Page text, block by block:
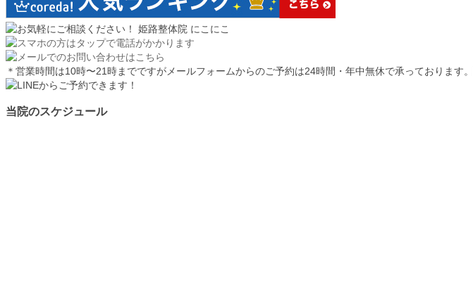
＊営業時間は10時〜21時までですがメールフォームからのご予約は24時間・年中無休で承っております。
当院のスケジュール